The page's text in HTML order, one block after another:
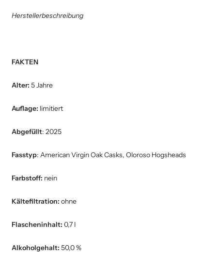
Herstellerbeschreibung
FAKTEN
Alter: 5 Jahre
Auflage: limitiert
Abgefüllt: 2025
Fasstyp: American Virgin Oak Casks, Oloroso Hogsheads
Farbstoff: nein
Kältefiltration: ohne
Flascheninhalt: 0,7 l
Alkoholgehalt: 50,0 %